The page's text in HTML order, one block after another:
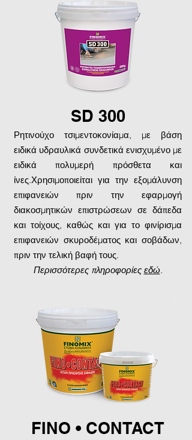
SD 300
Ρητινούχο τσιμεντοκονίαμα, με βάση
ειδικά υδραυλικά συνδετικά ενισχυμένο με
ειδικά πολυμερή πρόσθετα και
ίνες.Χρησιμοποιείται για την εξομάλυνση
επιφανειών πριν την εφαρμογή
διακοσμητικών επιστρώσεων σε δάπεδα
και τοίχους, καθώς και για το φινίρισμα
επιφανειών σκυροδέματος και σοβάδων,
πριν την τελική βαφή τους.
Περισσότερες πληροφορίες εδώ.
FINO • CONTACT